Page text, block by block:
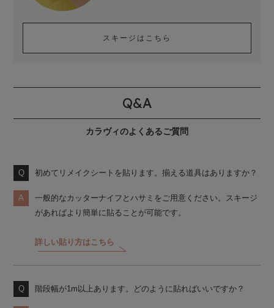
スキージはこちら
Q&A
カラヴィのよくあるご質問
初めてリメイクシートを貼ります。揃える道具はありますか？
一般的なカッターナイフとハサミをご用意ください。スキージ
があればより簡単に貼ることが可能です。
詳しい貼り方はこちら
階段幅が1m以上あります。どのように貼ればいいですか？